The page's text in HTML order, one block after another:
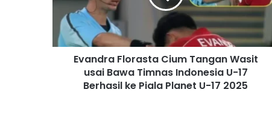
d
d
Evandra Florasta Cium Tangan Wasit
usai Bawa Timnas Indonesia U-17
Berhasil ke Piala Planet U-17 2025